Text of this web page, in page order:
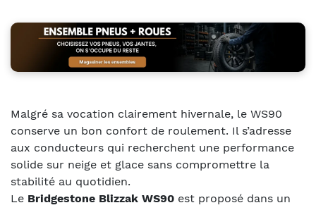
Malgré sa vocation clairement hivernale, le WS90
conserve un bon confort de roulement. Il s’adresse
aux conducteurs qui recherchent une performance
solide sur neige et glace sans compromettre la
stabilité au quotidien.
Le Bridgestone Blizzak WS90 est proposé dans un